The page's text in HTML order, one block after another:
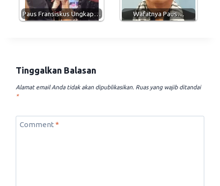
Paus Fransiskus Ungkap… Wafatnya Paus…
Tinggalkan Balasan
Alamat email Anda tidak akan dipublikasikan. Ruas yang wajib ditandai
*
Comment *